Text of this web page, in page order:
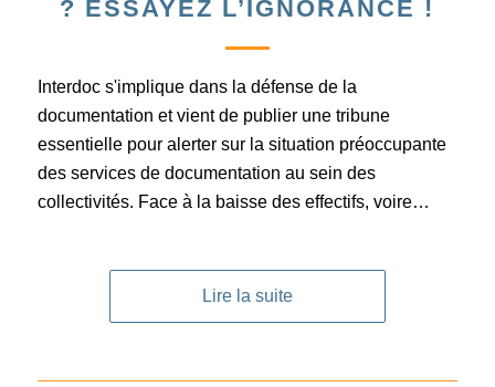
? ESSAYEZ L’IGNORANCE !
Interdoc s'implique dans la défense de la
documentation et vient de publier une tribune
essentielle pour alerter sur la situation préoccupante
des services de documentation au sein des
collectivités. Face à la baisse des effectifs, voire…
Lire la suite